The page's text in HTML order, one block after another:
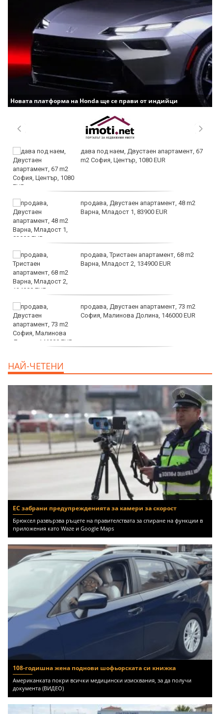
Новата платформа на Honda ще се прави от индийци
дава под наем, Двустаен апартамент, 67
m2 София, Център, 1080 EUR
продава, Двустаен апартамент, 48 m2
Варна, Младост 1, 83900 EUR
продава, Тристаен апартамент, 68 m2
Варна, Младост 2, 134900 EUR
продава, Двустаен апартамент, 73 m2
София, Малинова Долина, 146000 EUR
НАЙ-ЧЕТЕНИ
ЕС забрани предупрежденията за камери за скорост
Брюксел развързва ръцете на правителствата за спиране на функции в
приложения като Waze и Google Maps
108-годишна жена поднови шофьорската си книжка
Американката покри всички медицински изисквания, за да получи
документа (ВИДЕО)